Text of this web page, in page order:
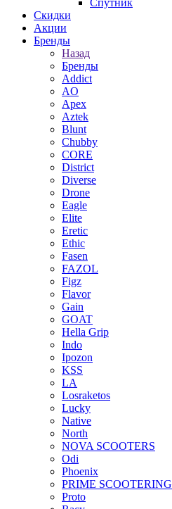
Спутник
Скидки
Акции
Бренды
Назад
Бренды
Addict
AO
Apex
Aztek
Blunt
Chubby
CORE
District
Diverse
Drone
Eagle
Elite
Eretic
Ethic
Fasen
FAZOL
Figz
Flavor
Gain
GOAT
Hella Grip
Indo
Ipozon
KSS
LA
Losraketos
Lucky
Native
North
NOVA SCOOTERS
Odi
Phoenix
PRIME SCOOTERING
Proto